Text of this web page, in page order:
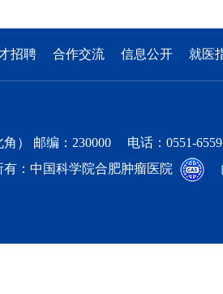
招聘 合作交流 信息公开 就医
邮编：230000 电话：0551-
有：中国科学院合肥肿瘤医院